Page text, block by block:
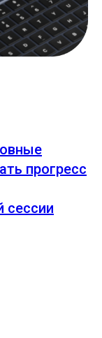
прогресс
сессии